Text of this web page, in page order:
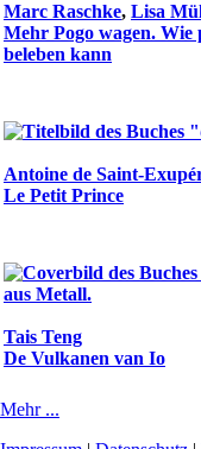
Marc Raschke, Lisa
Mehr Pogo wagen. Wie
beleben kann
Antoine de Saint-
Le Petit Prince
Tais Teng
De Vulkanen van Io
Mehr ...